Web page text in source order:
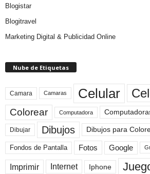
Blogistar
Blogitravel
Marketing Digital & Publicidad Online
Nube de Etiquetas
Camara Camaras Celular
Colorear Computadora
Dibujar Dibujos Dibujos para
Fondos de Pantalla Fotos Google
Imprimir Internet Iphone